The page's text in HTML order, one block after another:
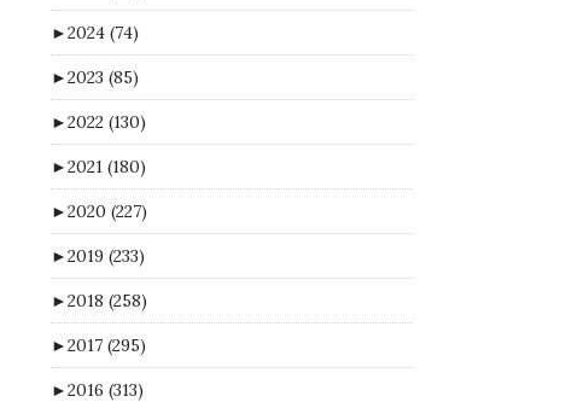
►2024 (74)
►2023 (85)
►2022 (130)
►2021 (180)
►2020 (227)
►2019 (233)
►2018 (258)
►2017 (295)
►2016 (313)